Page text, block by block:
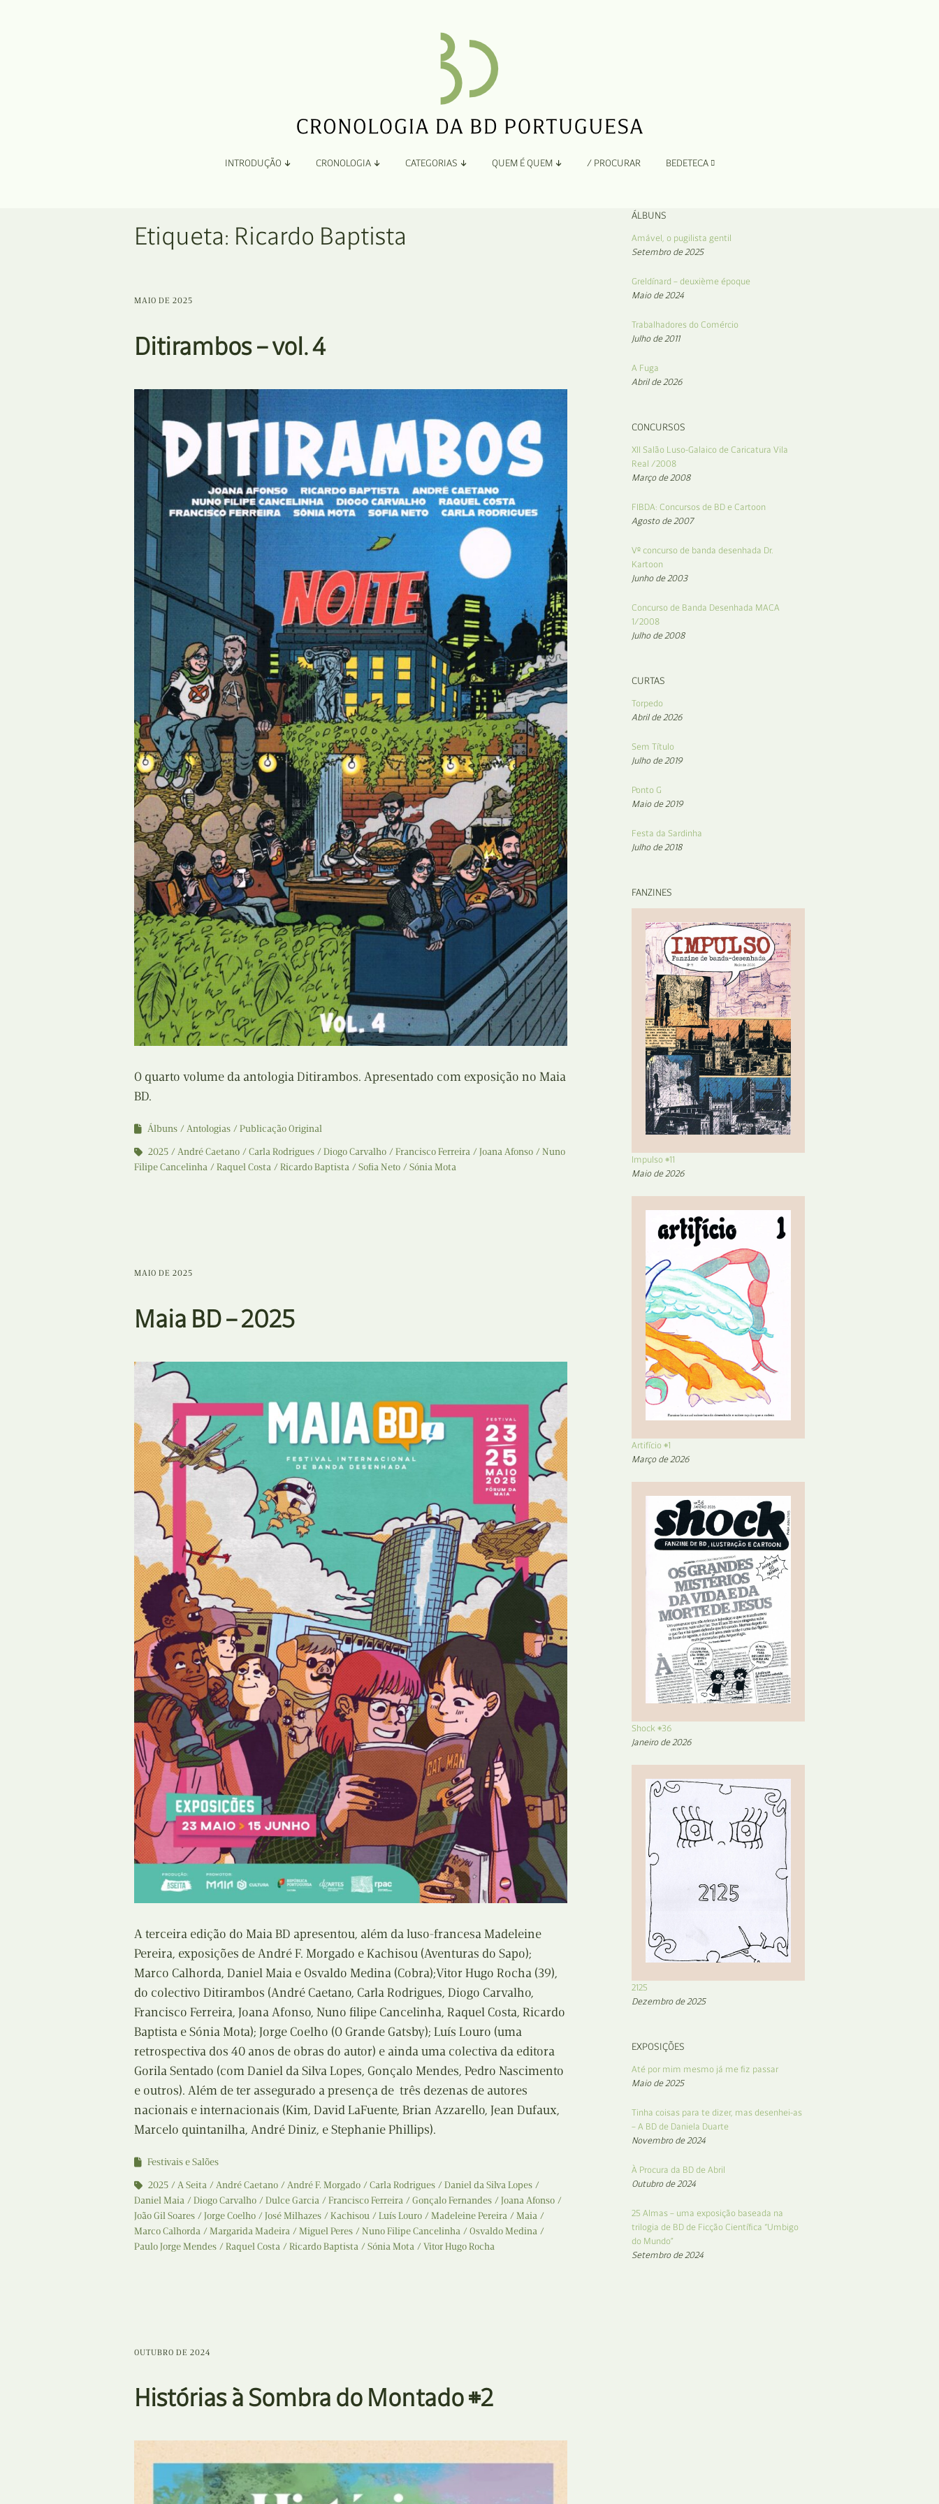
INTRODUÇÃO
Organização
CRONOLOGIA CATEGORIAS
Curtas
Edição Digital
Edição Portuguesa
Exposições e Eventos
Fanzines
Festivais e Salões
Formação
Internacional
Estudos
Óbitos
Para BD
Publicação Original
Prémios
Programas e Catálogos
Publicações em periódicos
Recolha
Rubricas
Web BD
QUEM É QUEM / PROCURAR BEDETECA
Etiqueta: Ricardo Baptista
MAIO DE 2025
Ditirambos – vol. 4
O quarto volume da antologia Ditirambos. Apresentado com exposição no Maia
BD.
Álbuns Antologias
Publicação Original
2025
André Caetano Carla Rodrigues Diogo Carvalho Francisco Ferreira Joana Afonso
Nuno
Filipe Cancelinha
Raquel Costa Ricardo Baptista Sofia Neto Sónia Mota
MAIO DE 2025
Maia BD – 2025
A terceira edição do Maia BD apresentou, além da luso-francesa Madeleine
Pereira, exposições de André F. Morgado e Kachisou (Aventuras do Sapo);
Marco Calhorda, Daniel Maia e Osvaldo Medina (Cobra);Vitor Hugo Rocha (39),
do colectivo Ditirambos (André Caetano, Carla Rodrigues, Diogo Carvalho,
Francisco Ferreira, Joana Afonso, Nuno filipe Cancelinha, Raquel Costa, Ricardo
Baptista e Sónia Mota); Jorge Coelho (O Grande Gatsby); Luís Louro (uma
retrospectiva dos 40 anos de obras do autor) e ainda uma colectiva da editora
Gorila Sentado (com Daniel da Silva Lopes, Gonçalo Mendes, Pedro Nascimento
e outros). Além de ter assegurado a presença de três dezenas de autores
nacionais e internacionais (Kim, David LaFuente, Brian Azzarello, Jean Dufaux,
Marcelo quintanilha, André Diniz, e Stephanie Phillips).
Festivais e Salões
2025
A Seita André Caetano André F. Morgado Carla Rodrigues
Daniel da Silva Lopes
Daniel Maia
Diogo Carvalho Dulce Garcia Francisco Ferreira Gonçalo Fernandes
Joana Afonso
João Gil Soares
Jorge Coelho José Milhazes Kachisou Luís Louro Madeleine Pereira
Maia
Marco Calhorda
Margarida Madeira Miguel Peres Nuno Filipe Cancelinha
Osvaldo Medina
Paulo Jorge Mendes
Raquel Costa Ricardo Baptista Sónia Mota Vitor Hugo Rocha
OUTUBRO DE 2024
Histórias à Sombra do Montado #2
ÁLBUNS
Amável, o pugilista gentil
Setembro de 2025
Greldínard – deuxième époque
Maio de 2024
Trabalhadores do Comércio
Julho de 2011
A Fuga
Abril de 2026
CONCURSOS
XII Salão Luso-Galaico de Caricatura Vila
Real /2008
Março de 2008
FIBDA: Concursos de BD e Cartoon
Agosto de 2007
Vº concurso de banda desenhada Dr.
Kartoon
Junho de 2003
Concurso de Banda Desenhada MACA
1/2008
Julho de 2008
CURTAS
Torpedo
Abril de 2026
Sem Título
Julho de 2019
Ponto G
Maio de 2019
Festa da Sardinha
Julho de 2018
FANZINES
Impulso #11
Maio de 2026
Artifício #1
Março de 2026
Shock #36
Janeiro de 2026
2125
Dezembro de 2025
EXPOSIÇÕES
Até por mim mesmo já me fiz passar
Maio de 2025
Tinha coisas para te dizer, mas desenhei-as
– A BD de Daniela Duarte
Novembro de 2024
À Procura da BD de Abril
Outubro de 2024
25 Almas – uma exposição baseada na
trilogia de BD de Ficção Científica “Umbigo
do Mundo”
Setembro de 2024